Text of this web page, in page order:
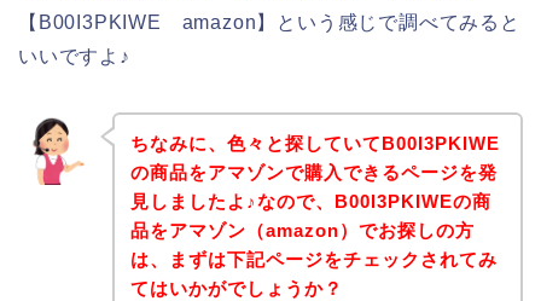
【B00I3PKIWE amazon】という感じで調べてみると
いいですよ♪
ちなみに、色々と探していてB00I3PKIWE
の商品をアマゾンで購入できるページを発
見しましたよ♪なので、B00I3PKIWEの商
品をアマゾン（amazon）でお探しの方
は、まずは下記ページをチェックされてみ
てはいかがでしょうか？